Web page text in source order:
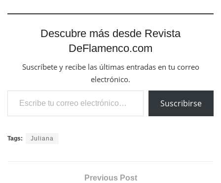
Descubre más desde Revista
DeFlamenco.com
Suscríbete y recibe las últimas entradas en tu correo
electrónico.
Escribe tu correo electrónico…
Suscribirse
Tags: Juliana
Previous Post